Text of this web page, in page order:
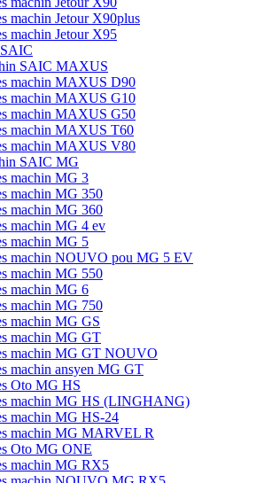
machin Jetour X90plus
machin Jetour X95
SAIC MAXUS
machin MAXUS D90
machin MAXUS G10
machin MAXUS G50
machin MAXUS T60
machin MAXUS V80
SAIC MG
machin MG 3
machin MG 350
machin MG 360
machin MG 4 ev
machin MG 5
machin NOUVO pou MG 5 EV
machin MG 550
machin MG 6
machin MG 750
machin MG GS
machin MG GT
machin MG GT NOUVO
machin ansyen MG GT
Oto MG HS
machin MG HS (LINGHANG)
machin MG HS-24
machin MG MARVEL R
Oto MG ONE
machin MG RX5